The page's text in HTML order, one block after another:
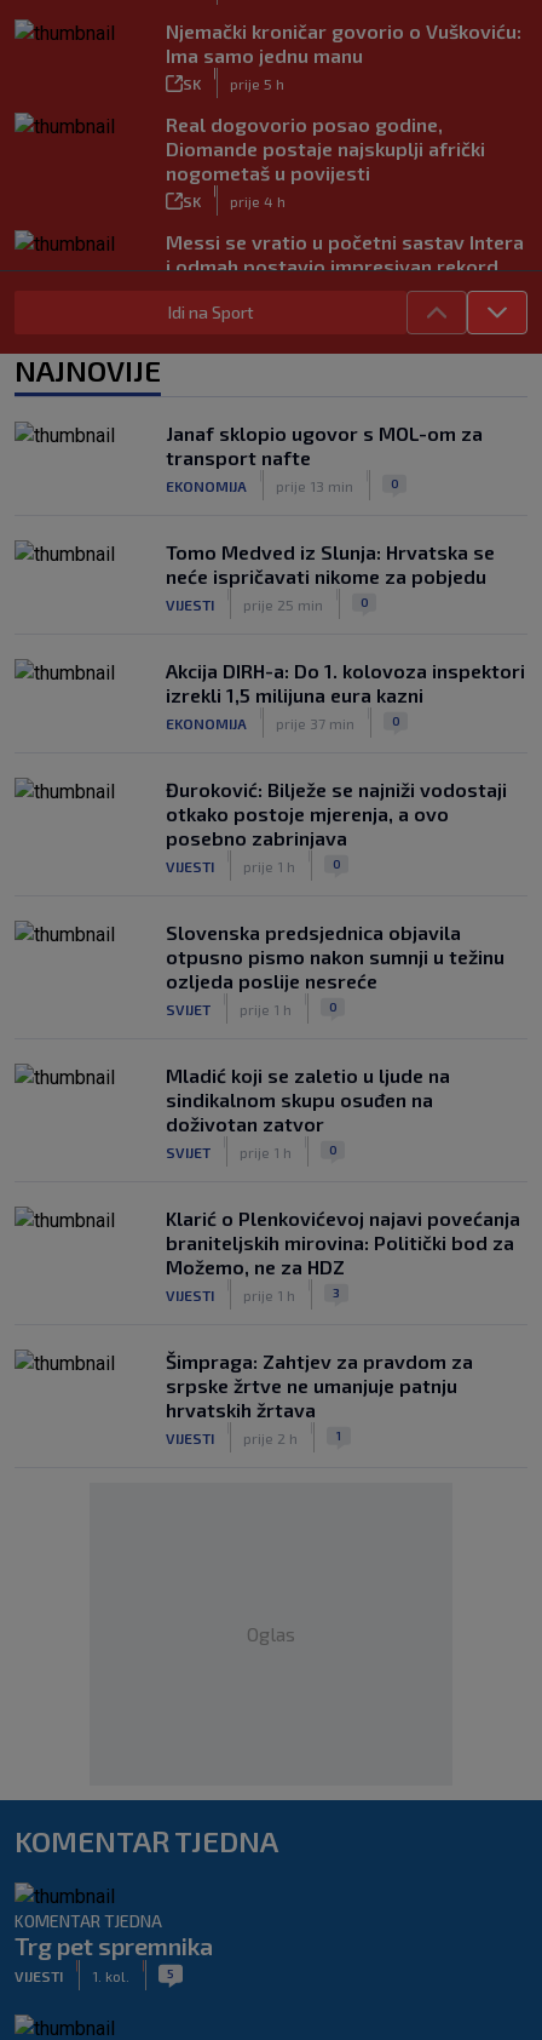
Njemački kroničar govorio o Vuškoviću:
Ima samo jednu manu
SK prije 5 h
Real dogovorio posao godine,
Diomande postaje najskuplji afrički
nogometaš u povijesti
SK prije 4 h
Messi se vratio u početni sastav Intera
i odmah postavio impresivan rekord
Novo Dinamovo pojačanje ubrzo
potpisuje, prvo će igrati u Lekinoj
Idi na Sport
NAJNOVIJE
Janaf sklopio ugovor s MOL-om za
transport nafte
EKONOMIJA prije 13 min 0
Tomo Medved iz Slunja: Hrvatska se
neće ispričavati nikome za pobjedu
VIJESTI prije 25 min 0
Akcija DIRH-a: Do 1. kolovoza inspektori
izrekli 1,5 milijuna eura kazni
EKONOMIJA prije 37 min 0
Đuroković: Bilježe se najniži vodostaji
otkako postoje mjerenja, a ovo
posebno zabrinjava
VIJESTI prije 1 h 0
Slovenska predsjednica objavila
otpusno pismo nakon sumnji u težinu
ozljeda poslije nesreće
SVIJET prije 1 h 0
Mladić koji se zaletio u ljude na
sindikalnom skupu osuđen na
doživotan zatvor
SVIJET prije 1 h 0
Klarić o Plenkovićevoj najavi povećanja
braniteljskih mirovina: Politički bod za
Možemo, ne za HDZ
VIJESTI prije 1 h 3
Šimpraga: Zahtjev za pravdom za
srpske žrtve ne umanjuje patnju
hrvatskih žrtava
VIJESTI prije 2 h 1
Oglas
KOMENTAR TJEDNA
KOMENTAR TJEDNA
Trg pet spremnika
VIJESTI 1. kol. 5